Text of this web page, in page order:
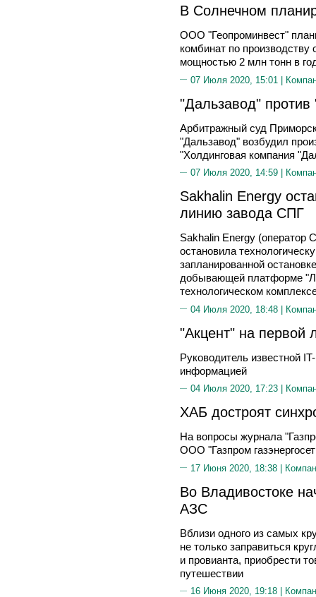
В Солнечном
ООО "Геопроминвест"
комбинат по производству
мощностью 2 млн тонн в
07 Июля 2020, 15:01 |
"Дальзавод"
Арбитражный суд
"Дальзавод" возбудил
"Холдинговая компания
07 Июля 2020, 14:59 |
Sakhalin Energy
линию завода СПГ
Sakhalin Energy (оператор
остановила
запланированной
добывающей платформе
технологическом
04 Июля 2020, 18:48 |
"Акцент" на первой
Руководитель известной
информацией
04 Июля 2020, 17:23 |
ХАБ достроят
На вопросы журнала
ООО "Газпром
17 Июня 2020, 18:38 |
Во Владивостоке
АЗС
Вблизи одного из самых
не только заправиться
и провианта, приобрести
путешествии
16 Июня 2020, 19:18 |